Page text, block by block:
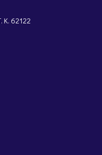
Κ. 62122